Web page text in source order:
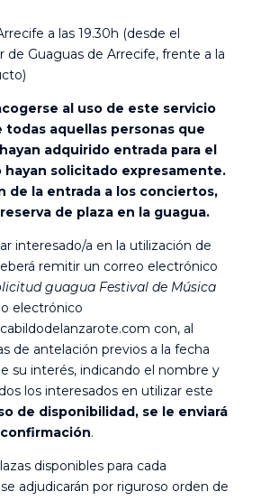
a las 19.30h (desde el
de Guaguas de Arrecife, frente a la
al uso de este servicio
aquellas personas que
adquirido entrada para el
hayan solicitado expresamente.
de la entrada a los conciertos,
de plaza en la guagua.
interesado/a en la utilización de
remitir un correo electrónico
guagua Festival de Música
electrónico
con, al
de antelación previos a la fecha
su interés, indicando el nombre y
los interesados en utilizar este
de disponibilidad, se le enviará
.
disponibles para cada
adjudicarán por riguroso orden de